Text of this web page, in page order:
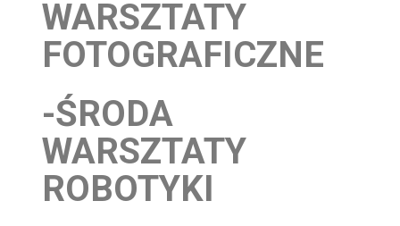
WARSZTATY
FOTOGRAFICZNE
-ŚRODA
WARSZTATY
ROBOTYKI